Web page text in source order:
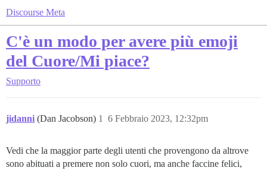
Discourse Meta
C'è un modo per avere più emoji
del Cuore/Mi piace?
Supporto
jidanni (Dan Jacobson) 6 Febbraio 2023, 12:32pm
1
Vedi che la maggior parte degli utenti che provengono da altrove
sono abituati a premere non solo cuori, ma anche faccine felici,